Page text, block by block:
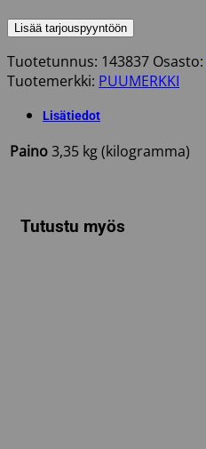
39X66X2700MM
Lisää tarjouspyyntöön
Tuotetunnus: 143837 Osasto:
Tuotemerkki: PUUMERKKI
Lisätiedot
Paino3,35 kg (kilogramma)
Tutustu myös